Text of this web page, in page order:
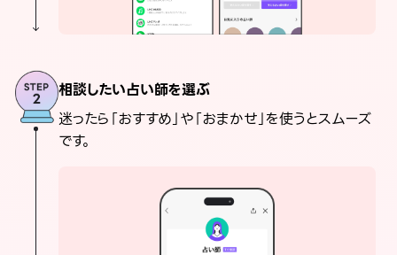
相談したい占い師を選ぶ
迷ったら「おすすめ」や「おまかせ」を使うとスムーズ
です。